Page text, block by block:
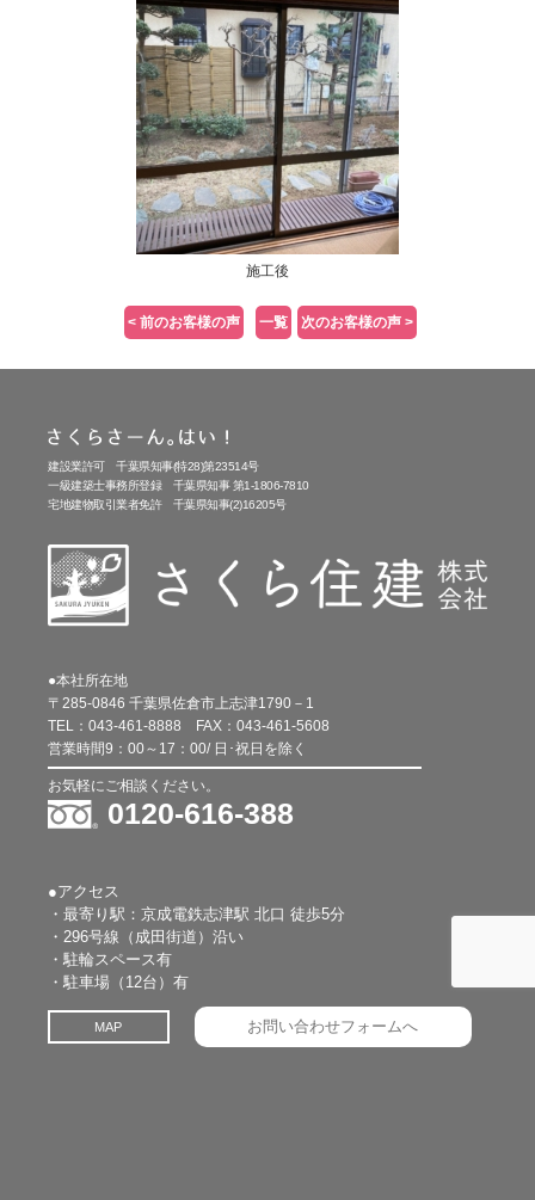
施工後
< 前のお客様の声 一覧 次のお客様の声 >
建設業許可 千葉県知事(特28)第23514号
一級建築士事務所登録 千葉県知事 第1-1806-7810
宅地建物取引業者免許 千葉県知事(2)16205号
●本社所在地
〒285-0846 千葉県佐倉市上志津1790－1
TEL： 043-461-8888 FAX： 043-461-5608
営業時間9：00～17：00/ 日･祝日を除く
お気軽にご相談ください。
0120-616-388
●アクセス
・最寄り駅：京成電鉄志津駅 北口 徒歩5分
・296号線（成田街道）沿い
・駐輪スペース有
・駐車場（12台）有
MAP お問い合わせフォームへ